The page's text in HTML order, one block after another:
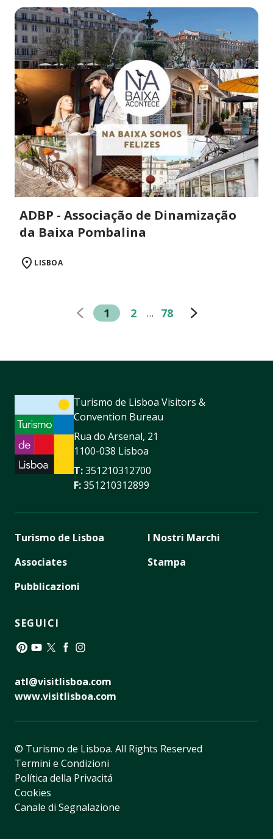
ADBP - Associação de Dinamização
da Baixa Pombalina
LISBOA
1 2 … 78
Turismo de Lisboa Visitors &
Convention Bureau
Rua do Arsenal, 21
1100-038 Lisboa
T:351210312700
F:351210312899
Turismo de Lisboa
Associates
Pubblicazioni
I Nostri Marchi
Stampa
SEGUICI
atl@visitlisboa.com
www.visitlisboa.com
© Turismo de Lisboa. All Rights Reserved
Termini e Condizioni
Política della Privacitá
Cookies
Canale di Segnalazione